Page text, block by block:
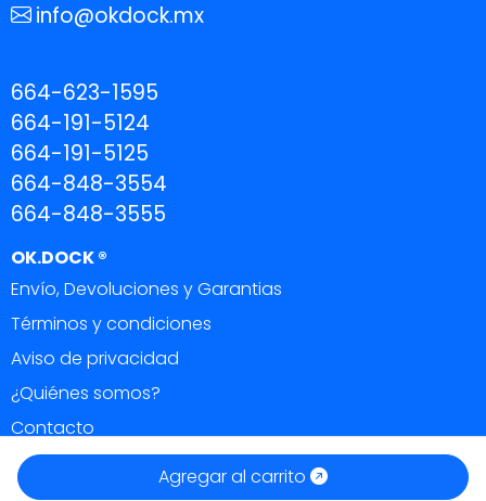
Agregar al carrito
info@okdock.mx
664-623-1595
664-191-5124
664-191-5125
664-848-3554
664-848-3555
OK.DOCK ®
Envío, Devoluciones y Garantias
Términos y condiciones
Aviso de privacidad
¿Quiénes somos?
Contacto
Todos los derechos reservados 2026.